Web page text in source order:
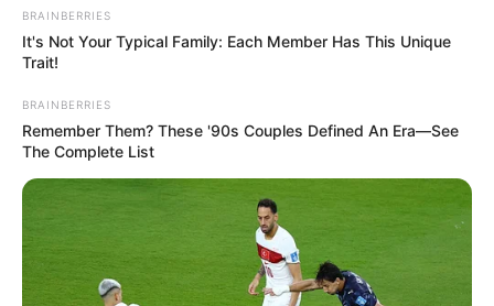
BRAINBERRIES
It's Not Your Typical Family: Each Member Has This Unique
Trait!
BRAINBERRIES
Remember Them? These '90s Couples Defined An Era—See
The Complete List